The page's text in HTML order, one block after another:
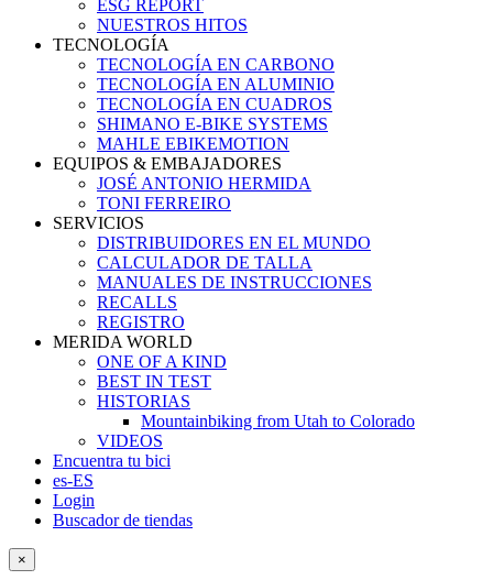
ESG REPORT
NUESTROS HITOS
TECNOLOGÍA
TECNOLOGÍA EN CARBONO
TECNOLOGÍA EN ALUMINIO
TECNOLOGÍA EN CUADROS
SHIMANO E-BIKE SYSTEMS
MAHLE EBIKEMOTION
EQUIPOS & EMBAJADORES
JOSÉ ANTONIO HERMIDA
TONI FERREIRO
SERVICIOS
DISTRIBUIDORES EN EL MUNDO
CALCULADOR DE TALLA
MANUALES DE INSTRUCCIONES
RECALLS
REGISTRO
MERIDA WORLD
ONE OF A KIND
BEST IN TEST
HISTORIAS
Mountainbiking from Utah to Colorado
VIDEOS
Encuentra tu bici
es-ES
Login
Buscador de tiendas
×